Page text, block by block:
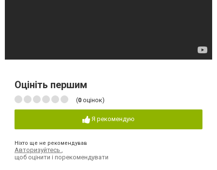
Оцініть першим
(0 оцінок)
Я рекомендую
Ніхто ще не рекомендував
Авторизуйтесь
щоб оцінити і порекомендувати